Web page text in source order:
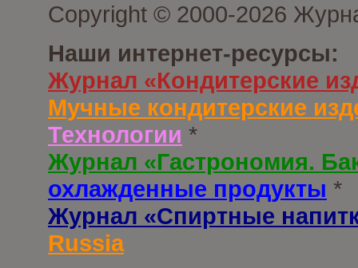
Copyright © 2000-2026
Наши интернет-ресурсы:
Журнал «Кондитерские
Мучные кондитерские
Технологии *
Журнал «Гастрономия.
охлажденные продукты *
Журнал «Спиртные
Russia